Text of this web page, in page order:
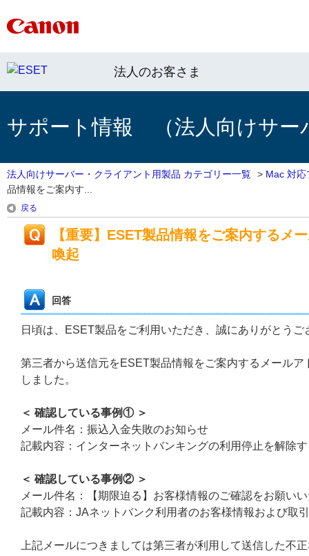
法人のお客さま
サポート情報 （法人向けサー
法人向けサーバー・クライアント用製品 カテゴリー一覧 > Mac 対応
品情報をご案内す...
戻る
【重要】ESET製品情報をご案内するメ
喚起
回答
日頃は、ESET製品をご利用いただき、誠にありがとうご
第三者から送信元をESET製品情報をご案内するメール
しました。
＜ 確認している事例① ＞
メール件名：振込入金失敗のお知らせ
記載内容：インターネットバンキングの利用停止を解除
＜ 確認している事例② ＞
メール件名：【期限迫る】お客様情報のご確認をお願い
記載内容：JAネットバンク利用者のお客様情報および取
上記メールにつきましては第三者が利用して送信した不